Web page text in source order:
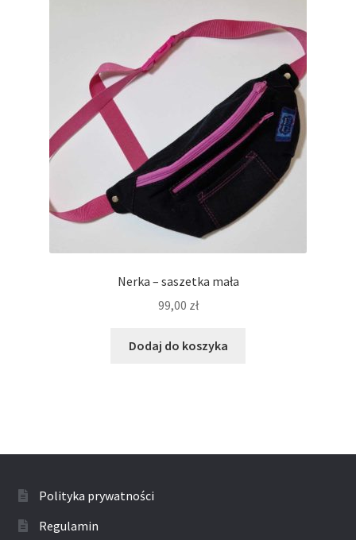
Nerka – saszetka mała
99,00 zł
Dodaj do koszyka
Polityka prywatności
Regulamin